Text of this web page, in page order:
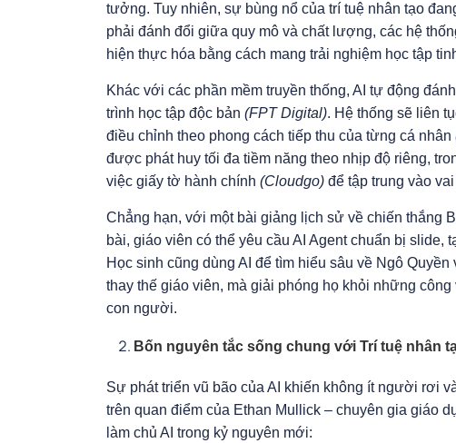
tưởng. Tuy nhiên, sự bùng nổ của trí tuệ nhân tạo
phải đánh đổi giữa quy mô và chất lượng, các hệ
hiện thực hóa bằng cách mang trải nghiệm học tập
Khác với các phần mềm truyền thống, AI tự động
trình học tập độc bản (FPT Digital). Hệ thống sẽ liên
điều chỉnh theo phong cách tiếp thu của từng cá nhân
được phát huy tối đa tiềm năng theo nhịp độ riêng,
việc giấy tờ hành chính (Cloudgo) để tập trung vào
Chẳng hạn, với một bài giảng lịch sử về chiến thắng
bài, giáo viên có thể yêu cầu AI Agent chuẩn bị slide,
Học sinh cũng dùng AI để tìm hiểu sâu về Ngô
thay thế giáo viên, mà giải phóng họ khỏi những
con người.
Bốn nguyên tắc sống chung với Trí tuệ nhân
Sự phát triển vũ bão của AI khiến không ít người rơi
trên quan điểm của Ethan Mullick – chuyên gia giáo
làm chủ AI trong kỷ nguyên mới: